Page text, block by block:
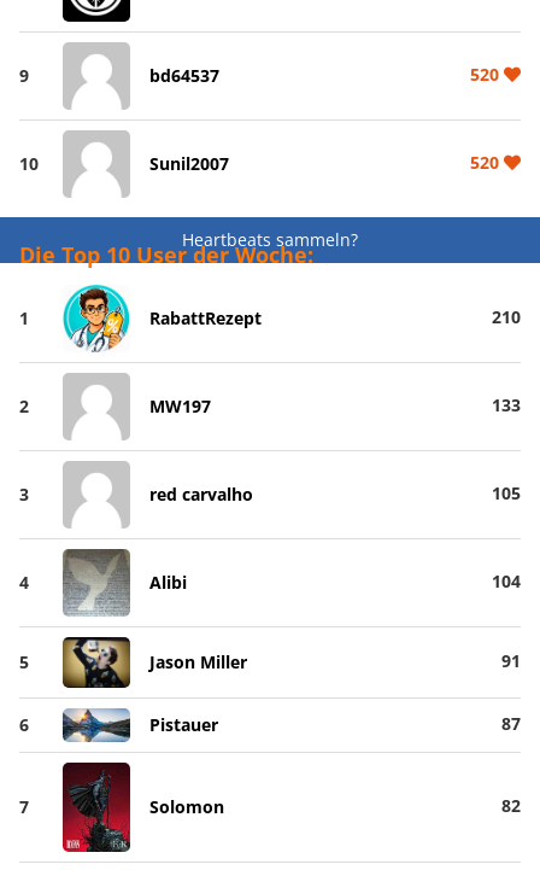
9 bd64537 520
10 Sunil2007 520
Heartbeats sammeln?
Die Top 10 User der Woche:
1 RabattRezept 210
2 MW197 133
3 red carvalho 105
4 Alibi 104
5 Jason Miller 91
6 Pistauer 87
7 Solomon 82